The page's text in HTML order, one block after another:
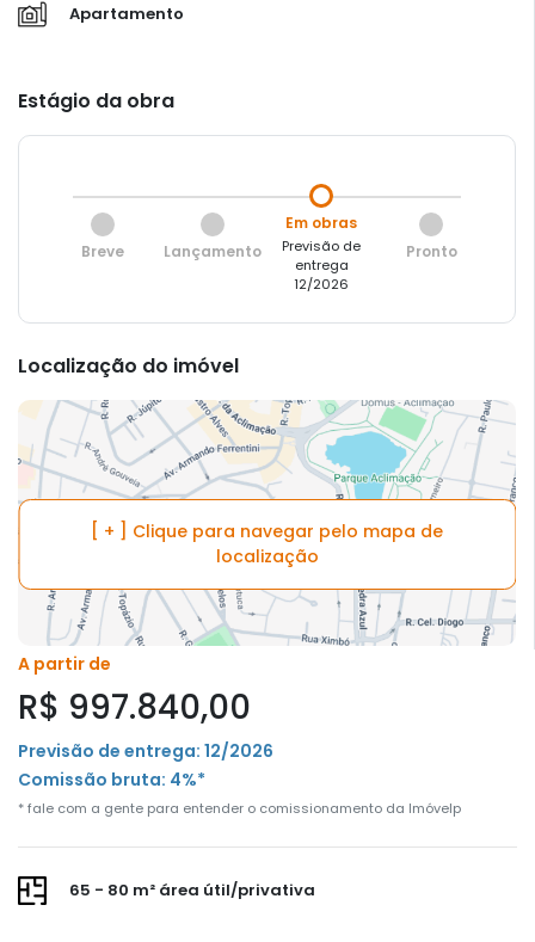
Apartamento
Estágio da obra
Breve Lançamento
Em obras
Previsão de
entrega
12/2026
Pronto
Localização do imóvel
[ + ] Clique para navegar pelo mapa de
localização
A partir de
R$ 997.840,00
Previsão de entrega: 12/2026
Comissão bruta: 4%*
* fale com a gente para entender o comissionamento da Imóvelp
65 - 80 m² área útil/privativa